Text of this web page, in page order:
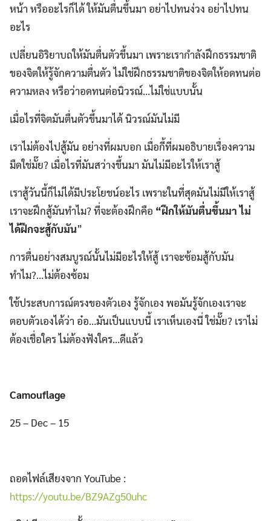
หน้า หรืออะไรก็ได้ ให้มันตื่นขึ้นมา อย่าไปทนง่วง อย่าไปทน
อะไร
เปลี่ยนอิริยาบถให้มันตื่นตัวขึ้นมา เพราะเรากำลังฝึกธรรมชาติ
ของจิตให้รู้จักความตื่นตัว ไม่ใช่ฝึกธรรมชาติของจิตให้อดทนต่อ
ความหลง หรือว่าอดทนต่อนิวรณ์…ไม่ใช่แบบนั้น
เมื่อไรที่จิตมันตื่นตัวขึ้นมาได้ นิวรณ์มันไม่มี
เราไม่ต้องไปสู้มัน อย่างที่ผมบอก เมื่อกี้ที่ผมอธิบายเรื่องความ
มืดใช่มั๊ย? เมื่อไรที่มันสว่างขึ้นมา มันไม่มีอะไรให้เราสู้
เราสู้วันนี้ก็ไม่ได้มีประโยชน์อะไร เพราะในที่สุดมันไม่มีให้เราสู้
เราจะฝึกสู้มันทำไม? ที่จะต้องฝึกคือ “ฝึกให้มันตื่นขึ้นมา ไม่
ได้ฝึกจะสู้กับมัน”
การตื่นอย่างสมบูรณ์นั้นไม่มีอะไรให้สู้ เราจะซ้อมสู้กับมัน
ทำไม?…ไม่ต้องซ้อม
ใช้ประสบการณ์ตรงของตัวเอง รู้จักเอง พอมันรู้จักเองเราจะ
ตอบตัวเองได้ว่า อ๋อ…มันเป็นแบบนี้ เราเห็นเองนี่ ใช่มั๊ย? เราไม่
ต้องเชื่อใคร ไม่ต้องฟังใคร…ดีแล้ว
Camouflage
25 – Dec – 15
ถอดไฟล์เสียงจาก YouTube :
https://youtu.be/BZ9AZg50uhc